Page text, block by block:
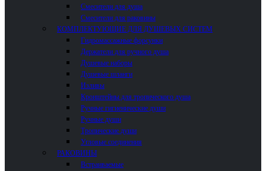
Смесители для душа
Смесители для раковины
КОМПЛЕКТУЮЩИЕ ДЛЯ ДУШЕВЫХ СИСТЕМ
Гидромассажные форсунки
Держатели для ручного душа
Душевые наборы
Душевые шланги
Изливы
Кронштейны для тропического душа
Ручные гигиенические души
Ручные души
Тропические души
Угловые соединения
РАКОВИНЫ
Встраиваемые